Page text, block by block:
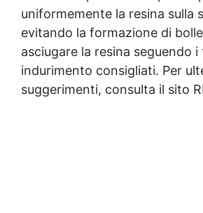
uniformemente la resina sulla
evitando la formazione di bolle
asciugare la resina seguendo
indurimento consigliati. Per
suggerimenti, consulta il sito